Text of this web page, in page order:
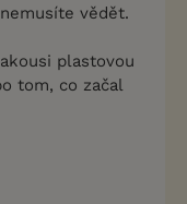
vědět.
plastovou
tom, co začal